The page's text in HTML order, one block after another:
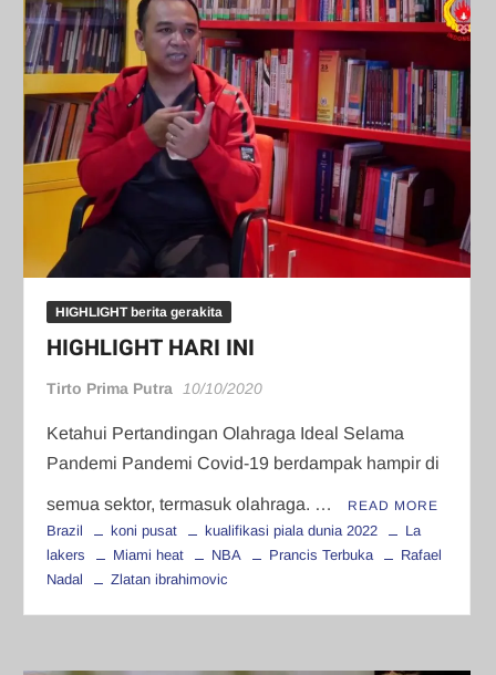
HIGHLIGHT berita gerakita
HIGHLIGHT HARI INI
Tirto Prima Putra 10/10/2020
Ketahui Pertandingan Olahraga Ideal Selama
Pandemi Pandemi Covid-19 berdampak hampir di
semua sektor, termasuk olahraga. … READ MORE
Brazil koni pusat kualifikasi piala dunia 2022
La
lakers
Miami heat NBA Prancis Terbuka
Rafael
Nadal
Zlatan ibrahimovic